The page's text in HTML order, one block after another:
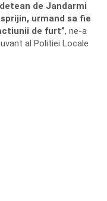
de Jandarmi
urmand sa fie
de furt”, ne-a
al Politiei Locale